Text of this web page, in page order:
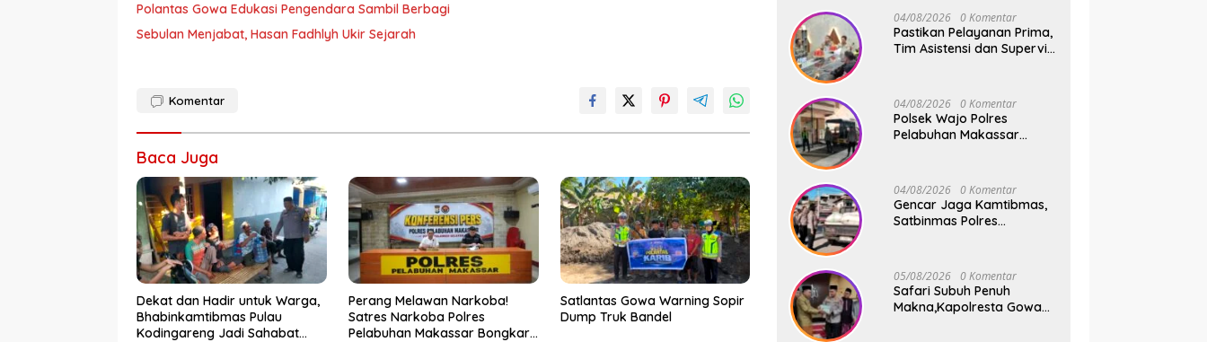
Polantas Gowa Edukasi Pengendara Sambil Berbagi
Sebulan Menjabat, Hasan Fadhlyh Ukir Sejarah
Komentar
Baca Juga
Dekat dan Hadir untuk Warga,
Bhabinkamtibmas Pulau
Kodingareng Jadi Sahabat
Perang Melawan Narkoba!
Satres Narkoba Polres
Pelabuhan Makassar Bongkar
Satlantas Gowa Warning Sopir
Dump Truk Bandel
Desa
04/08/2026 0 Komentar
Pastikan Pelayanan Prima,
Tim Asistensi dan Supervisi
Samapta dan Command
Center Polresta Gowa
04/08/2026 0 Komentar
Polsek Wajo Polres
Pelabuhan Makassar
Rawan Cegah Kejahatan
04/08/2026 0 Komentar
Gencar Jaga Kamtibmas,
Satbinmas Polres
Pelabuhan Paotere
05/08/2026 0 Komentar
Safari Subuh Penuh
Makna,Kapolresta Gowa